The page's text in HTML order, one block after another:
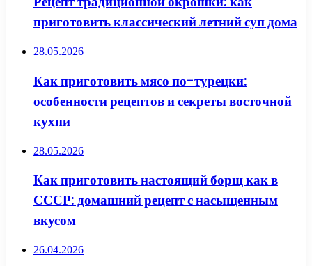
приготовить классический летний суп дома
28.05.2026
Как приготовить мясо по-турецки:
особенности рецептов и секреты восточной
кухни
28.05.2026
Как приготовить настоящий борщ как в
СССР: домашний рецепт с насыщенным
вкусом
26.04.2026